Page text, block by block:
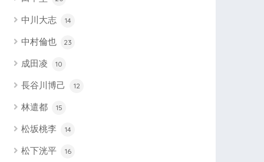
中川大志 14
中村倫也 23
成田凌 10
長谷川博己 12
林遣都 15
松坂桃李 14
松下洸平 16